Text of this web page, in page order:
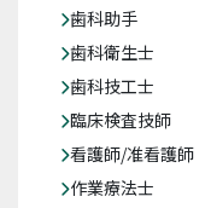
歯科助手
歯科衛生士
歯科技工士
臨床検査技師
看護師/准看護師
作業療法士